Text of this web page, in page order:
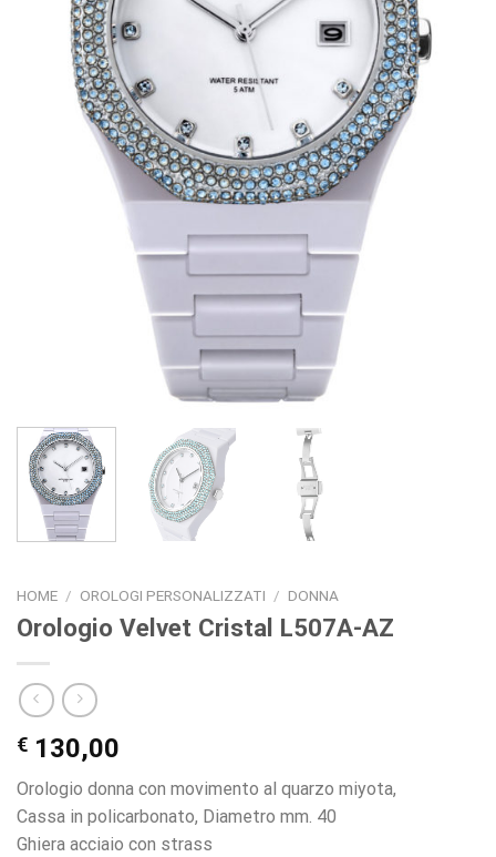
HOME / OROLOGI PERSONALIZZATI / DONNA
Orologio Velvet Cristal L507A-AZ
€ 130,00
Orologio donna con movimento al quarzo miyota,
Cassa in policarbonato, Diametro mm. 40
Ghiera acciaio con strass